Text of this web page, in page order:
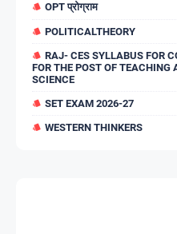
OPT प्रोग्राम
POLITICALTHEORY
RAJ- CES SYLLABUS FOR
FOR THE POST OF
SCIENCE
SET EXAM 2026-27
WESTERN THINKERS